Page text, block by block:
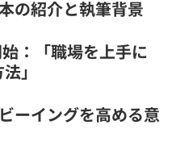
の紹介と執筆背景
：「職場を上手に
」
ーイングを高める意